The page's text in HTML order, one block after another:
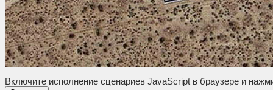
Включите исполнение сценариев JavaScript в браузере и